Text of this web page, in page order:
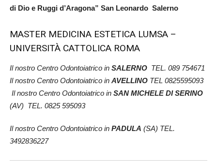
di Dio e Ruggi d’Aragona” San Leonardo Salerno
MASTER MEDICINA ESTETICA LUMSA –
UNIVERSITÀ CATTOLICA ROMA
Il nostro Centro Odontoiatrico in SALERNO TEL. 089 754671
Il nostro Centro Odontoiatrico in AVELLINO TEL 0825595093
Il nostro Centro Odontoiatrico in SAN MICHELE DI SERINO
(AV) TEL. 0825 595093
Il nostro Centro Odontoiatrico in PADULA (SA) TEL.
3492836227